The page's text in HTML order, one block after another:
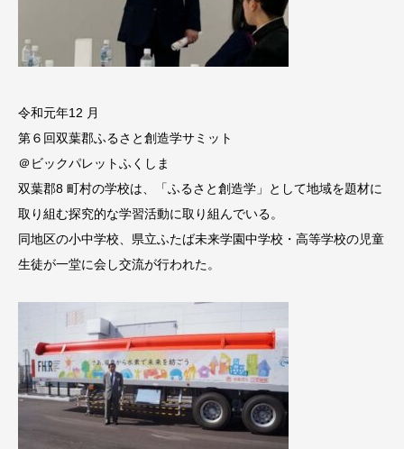
令和元年12 月
第６回双葉郡ふるさと創造学サミット
＠ビックパレットふくしま
双葉郡8 町村の学校は、「ふるさと創造学」として地域を題材に
取り組む探究的な学習活動に取り組んでいる。
同地区の小中学校、県立ふたば未来学園中学校・高等学校の児童
生徒が一堂に会し交流が行われた。